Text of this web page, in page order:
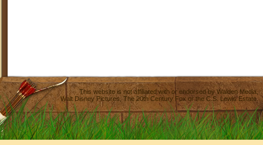
This website is not affiliated with or endorsed byWalden Media
Walt Disney Pictures,The 20th Century Fox or the C.S. Lewis Estate.